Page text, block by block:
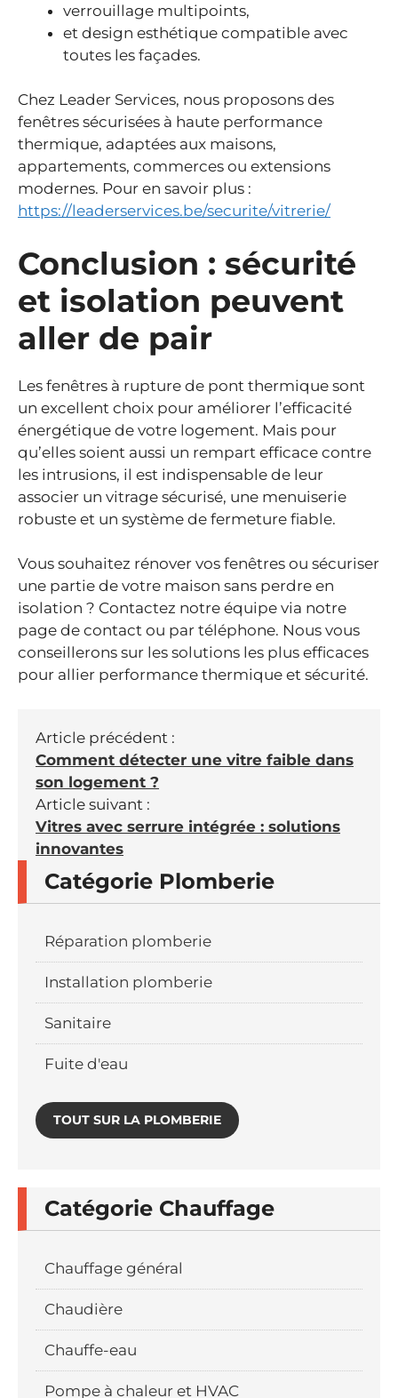
verrouillage multipoints,
et design esthétique compatible avec
toutes les façades.
Chez Leader Services, nous proposons des
fenêtres sécurisées à haute performance
thermique, adaptées aux maisons,
appartements, commerces ou extensions
modernes. Pour en savoir plus :
https://leaderservices.be/securite/vitrerie/
Conclusion : sécurité
et isolation peuvent
aller de pair
Les fenêtres à rupture de pont thermique sont
un excellent choix pour améliorer l’efficacité
énergétique de votre logement. Mais pour
qu’elles soient aussi un rempart efficace contre
les intrusions, il est indispensable de leur
associer un vitrage sécurisé, une menuiserie
robuste et un système de fermeture fiable.
Vous souhaitez rénover vos fenêtres ou sécuriser
une partie de votre maison sans perdre en
isolation ? Contactez notre équipe via notre
page de contact ou par téléphone. Nous vous
conseillerons sur les solutions les plus efficaces
pour allier performance thermique et sécurité.
Article précédent :
Comment détecter une vitre faible dans
son logement ?
Article suivant :
Vitres avec serrure intégrée : solutions
innovantes
Catégorie Plomberie
Réparation plomberie
Installation plomberie
Sanitaire
Fuite d'eau
TOUT SUR LA PLOMBERIE
Catégorie Chauffage
Chauffage général
Chaudière
Chauffe-eau
Pompe à chaleur et HVAC